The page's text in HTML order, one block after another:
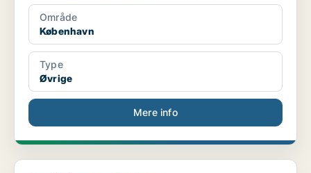
Område
København
Type
Øvrige
Mere info
Lead Finance Partner